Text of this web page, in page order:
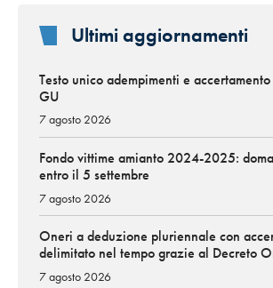
Ultimi aggiornamenti
Testo unico adempimenti e
GU
7 agosto 2026
Fondo vittime amianto 2024-2025:
entro il 5 settembre
7 agosto 2026
Oneri a deduzione pluriennale con
delimitato nel tempo grazie al Decreto
7 agosto 2026